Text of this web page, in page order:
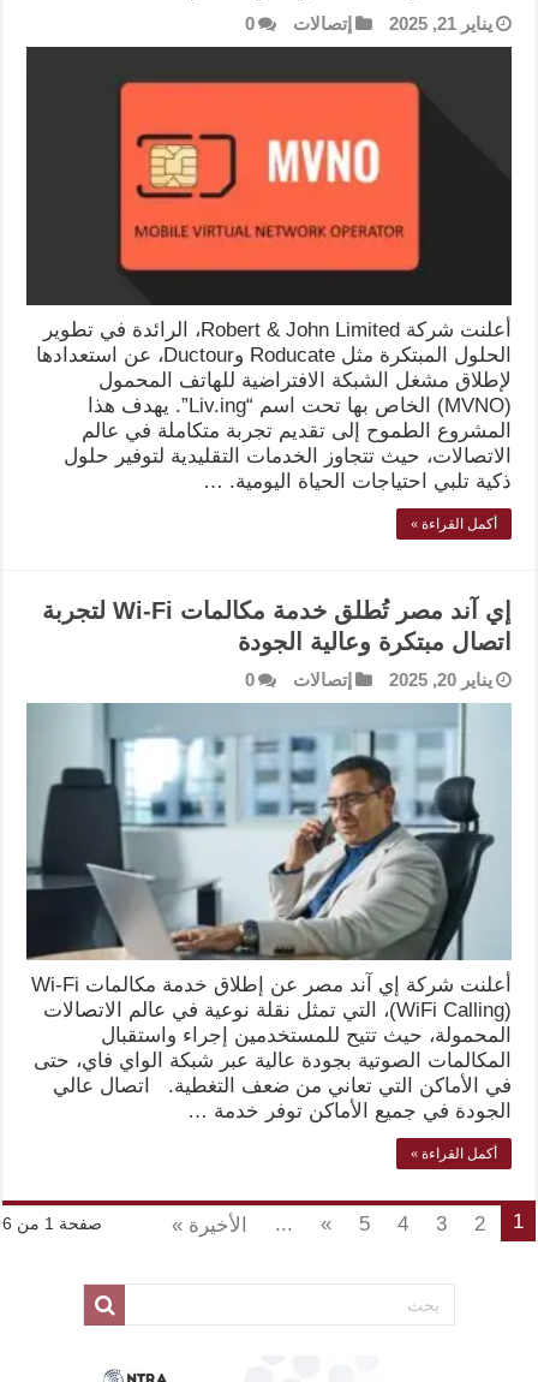
يناير 21, 2025 إتصالات 0
أعلنت شركة Robert & John Limited، الرائدة في تطوير
الحلول المبتكرة مثل Roducate وDuctour، عن استعدادها
لإطلاق مشغل الشبكة الافتراضية للهاتف المحمول
(MVNO) الخاص بها تحت اسم “Liv.ing”. يهدف هذا
المشروع الطموح إلى تقديم تجربة متكاملة في عالم
الاتصالات، حيث تتجاوز الخدمات التقليدية لتوفير حلول
ذكية تلبي احتياجات الحياة اليومية. …
أكمل القراءة »
إي آند مصر تُطلق خدمة مكالمات Wi-Fi لتجربة
اتصال مبتكرة وعالية الجودة
يناير 20, 2025 إتصالات 0
أعلنت شركة إي آند مصر عن إطلاق خدمة مكالمات Wi-Fi
(WiFi Calling)، التي تمثل نقلة نوعية في عالم الاتصالات
المحمولة، حيث تتيح للمستخدمين إجراء واستقبال
المكالمات الصوتية بجودة عالية عبر شبكة الواي فاي، حتى
في الأماكن التي تعاني من ضعف التغطية. اتصال عالي
الجودة في جميع الأماكن توفر خدمة …
أكمل القراءة »
صفحة 1 من 6 1
2
3
4
5
»
... الأخيرة »